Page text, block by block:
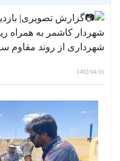
1402/04/16